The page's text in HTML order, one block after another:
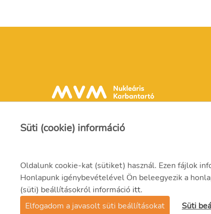
© 2021 MVM NUKA Zrt.
Süti (cookie) információ
Oldalunk cookie-kat (sütiket) használ. Ezen fájlok
Honlapunk igénybevételével Ön beleegyezik a
(süti) beállításokról információ itt.
Elfogadom a javasolt süti beállításokat
Süti